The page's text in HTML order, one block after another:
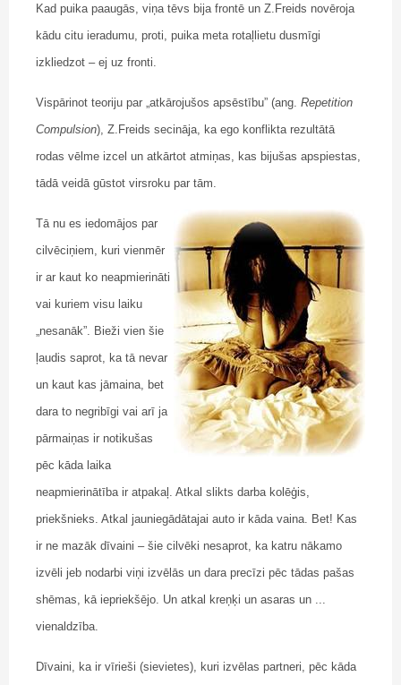
Kad puika paaugās, viņa tēvs bija frontē un Z.Freids novēroja
kādu citu ieradumu, proti, puika meta rotaļlietu dusmīgi
izkliedzot – ej uz fronti.
Vispārinot teoriju par „atkārojušos apsēstību” (ang. Repetition
Compulsion), Z.Freids secināja, ka ego konflikta rezultātā
rodas vēlme izcel un atkārtot atmiņas, kas bijušas apspiestas,
tādā veidā gūstot virsroku par tām.
Tā nu es iedomājos par
cilvēciņiem, kuri vienmēr
ir ar kaut ko neapmierināti
vai kuriem visu laiku
„nesanāk”. Bieži vien šie
ļaudis saprot, ka tā nevar
un kaut kas jāmaina, bet
dara to negribīgi vai arī ja
pārmaiņas ir notikušas
pēc kāda laika
neapmierinātība ir atpakaļ. Atkal slikts darba kolēģis,
priekšnieks. Atkal jauniegādātajai auto ir kāda vaina. Bet! Kas
ir ne mazāk dīvaini – šie cilvēki nesaprot, ka katru nākamo
izvēli jeb nodarbi viņi izvēlās un dara precīzi pēc tādas pašas
shēmas, kā iepriekšējo. Un atkal kreņķi un asaras un ...
vienaldzība.
Dīvaini, ka ir vīrieši (sievietes), kuri izvēlas partneri, pēc kāda